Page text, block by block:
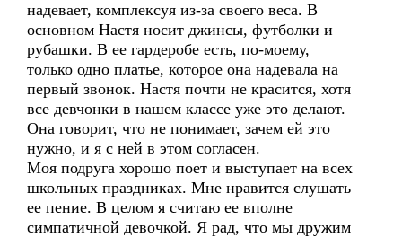
надевает, комплексуя из-за своего веса. В
основном Настя носит джинсы, футболки и
рубашки. В ее гардеробе есть, по-моему,
только одно платье, которое она надевала на
первый звонок. Настя почти не красится, хотя
все девчонки в нашем классе уже это делают.
Она говорит, что не понимает, зачем ей это
нужно, и я с ней в этом согласен.
Моя подруга хорошо поет и выступает на всех
школьных праздниках. Мне нравится слушать
ее пение. В целом я считаю ее вполне
симпатичной девочкой. Я рад, что мы дружим